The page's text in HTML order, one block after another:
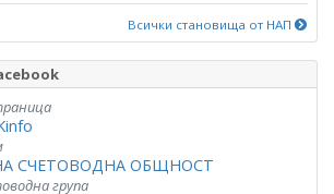
Всички становища от НАП
СЧЕТОВОДНА ОБЩНОСТ
група